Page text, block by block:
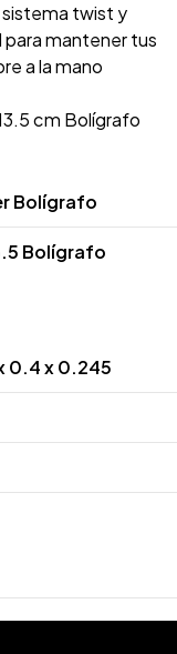
twist y
mantener tus
a la mano
cm Bolígrafo
Bolígrafo
Bolígrafo
0.4 x 0.245